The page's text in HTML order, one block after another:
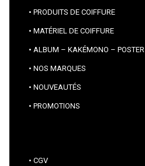
PRODUITS DE COIFFURE
MATÉRIEL DE COIFFURE
ALBUM – KAKÉMONO – POSTER
NOS MARQUES
NOUVEAUTÉS
PROMOTIONS
CGV